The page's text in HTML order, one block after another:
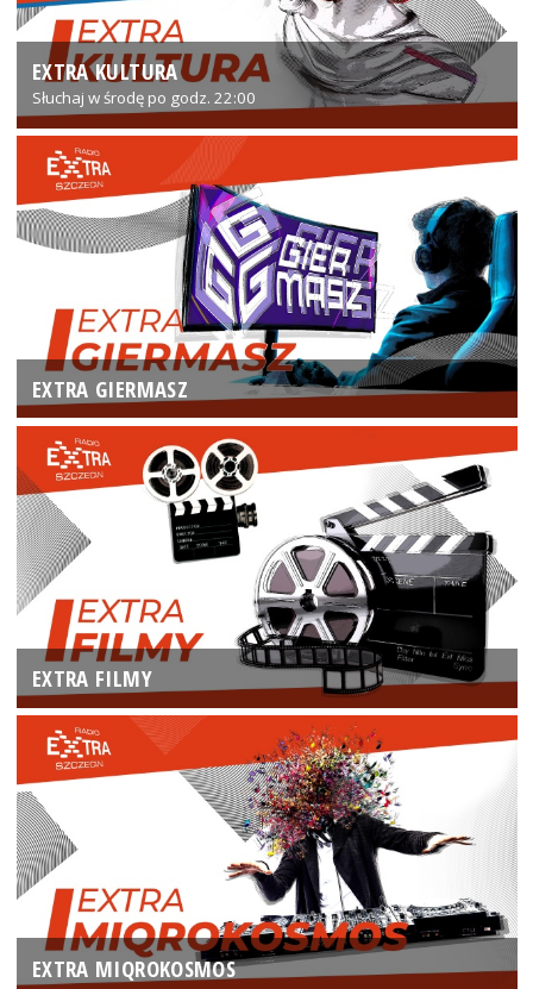
EXTRA KULTURA
Słuchaj w środę po godz. 22:00
EXTRA GIERMASZ
EXTRA FILMY
EXTRA MIQROKOSMOS